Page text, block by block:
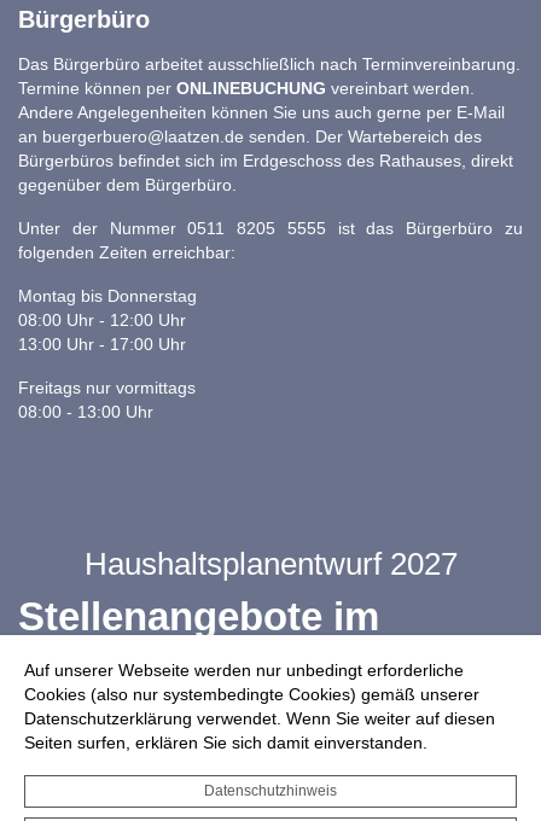
Auf unserer Webseite werden nur unbedingt erforderliche
Cookies (also nur systembedingte Cookies) gemäß unserer
Datenschutzerklärung verwendet. Wenn Sie weiter auf diesen
Seiten surfen, erklären Sie sich damit einverstanden.
Datenschutzhinweis
Bürgerbüro
Das Bürgerbüro arbeitet ausschließlich nach Terminvereinbarung.
Termine können per ONLINEBUCHUNG vereinbart werden.
Andere Angelegenheiten können Sie uns auch gerne per E-Mail
an buergerbuero@laatzen.de senden. Der Wartebereich des
Bürgerbüros befindet sich im Erdgeschoss des Rathauses, direkt
gegenüber dem Bürgerbüro.
Unter der Nummer 0511 8205 5555 ist das Bürgerbüro zu
folgenden Zeiten erreichbar:
Montag bis Donnerstag
08:00 Uhr - 12:00 Uhr
13:00 Uhr - 17:00 Uhr
Freitags nur vormittags
08:00 - 13:00 Uhr
Haushaltsplanentwurf 2027
Stellenangebote im
Ganztag
Infos zur Drohnennutzung
Starkregengefahrenkarte